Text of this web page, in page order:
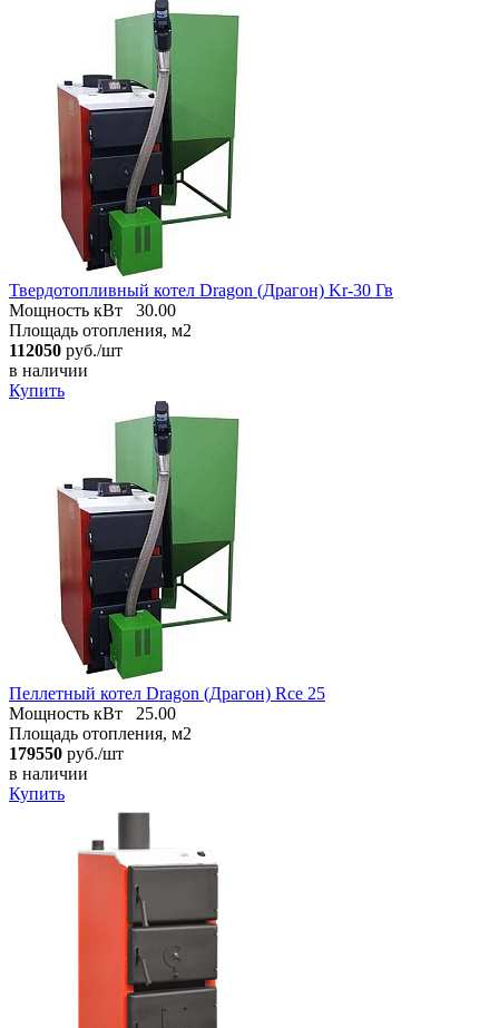
Твердотопливный котел Dragon (Драгон) Kr-30 Гв
Мощность кВт
30.00
Площадь отопления, м2
112050 руб./шт
в наличии
Купить
Пеллетный котел Dragon (Драгон) Rce 25
Мощность кВт
25.00
Площадь отопления, м2
179550 руб./шт
в наличии
Купить